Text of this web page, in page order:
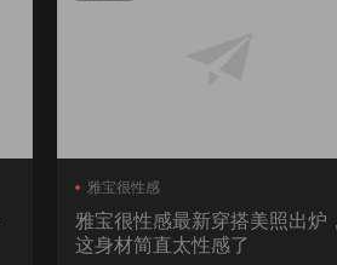
雅宝很性感
雅宝很性感最新穿搭美照出炉
这身材简直太性感了